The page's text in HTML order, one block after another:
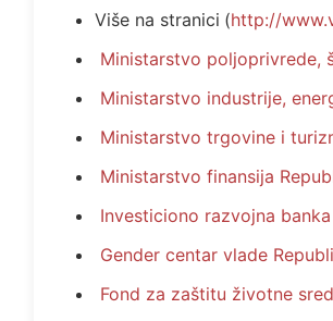
Više na stranici (http://
Ministarstvo poljoprivrede,
Ministarstvo industrije,
Ministarstvo trgovine i
Ministarstvo finansija
Investiciono razvojna
Gender centar vlade
Fond za zaštitu životne